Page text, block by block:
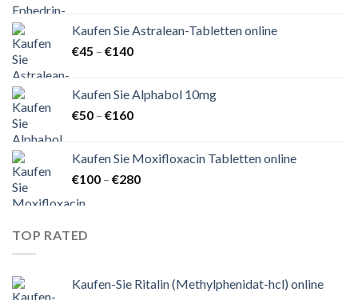
€100
Kaufen Sie Astralean-Tabletten online
€45 – €140Preisspanne:
€140
Kaufen Sie Alphabol 10mg
€50 – €160Preisspanne:
€160
Kaufen Sie Moxifloxacin Tabletten online
€100 – €280Preisspanne:
TOP RATED
Kaufen-Sie Ritalin (Methylphenidat-hcl) online